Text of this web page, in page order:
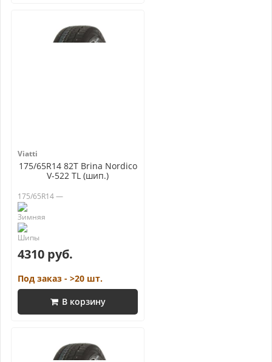
Viatti
175/65R14 82T Brina Nordico
V-522 TL (шип.)
175/65R14 —
4310 руб.
Под заказ - >20 шт.
В корзину